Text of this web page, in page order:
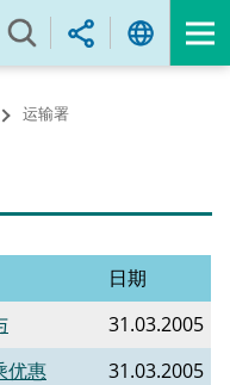
运输署
日期
31.03.2005
优惠
31.03.2005